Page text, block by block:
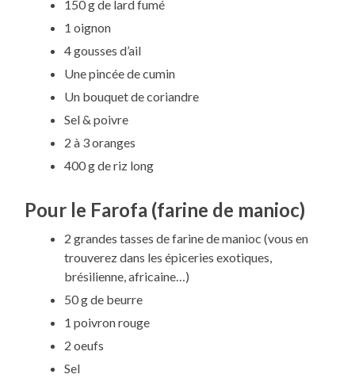
150 g de lard fumé
1 oignon
4 gousses d’ail
Une pincée de cumin
Un bouquet de coriandre
Sel & poivre
2 à 3 oranges
400 g de riz long
Pour le Farofa (farine de manioc)
2 grandes tasses de farine de manioc (vous en
trouverez dans les épiceries exotiques,
brésilienne, africaine…)
50 g de beurre
1 poivron rouge
2 oeufs
Sel